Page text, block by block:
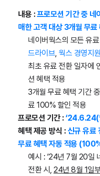
내용 : 프로모션 기간 중 네
매한 고객 대상 3개월 무료
네이버웍스의 모든 유
드라이브, 웍스 경영지원
최초 유료 전환 일자에
션 혜택 적용
3개월 무료 혜택 기간
료 100% 할인 적용
프로모션 기간 :
혜택 제공 방식 :신규 유료
무료 혜택 자동 적용
예시 : ‘24년 7월 20일
전환 시, 24년 8월 1일